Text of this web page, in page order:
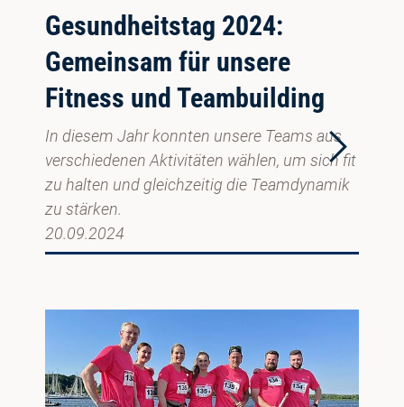
Gesundheitstag 2024:
Gemeinsam für unsere
Fitness und Teambuilding
In diesem Jahr konnten unsere Teams aus
verschiedenen Aktivitäten wählen, um sich fit
zu halten und gleichzeitig die Teamdynamik
zu stärken.
20.09.2024